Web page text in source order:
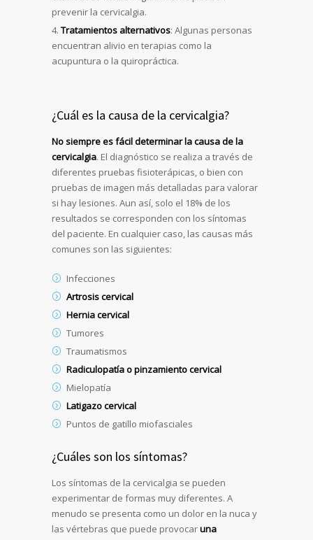
prevenir la cervicalgia.
Tratamientos alternativos: Algunas personas
encuentran alivio en terapias como la
acupuntura o la quiropráctica.
¿Cuál es la causa de la cervicalgia?
No siempre es fácil determinar la causa de la
cervicalgia. El diagnóstico se realiza a través de
diferentes pruebas fisioterápicas, o bien con
pruebas de imagen más detalladas para valorar
si hay lesiones. Aun así, solo el 18% de los
resultados se corresponden con los síntomas
del paciente. En cualquier caso, las causas más
comunes son las siguientes:
Infecciones
Artrosis cervical
Hernia cervical
Tumores
Traumatismos
Radiculopatía o pinzamiento cervical
Mielopatía
Latigazo cervical
Puntos de gatillo miofasciales
¿Cuáles son los síntomas?
Los síntomas de la cervicalgia se pueden
experimentar de formas muy diferentes. A
menudo se presenta como un dolor en la nuca y
las vértebras que puede provocaruna